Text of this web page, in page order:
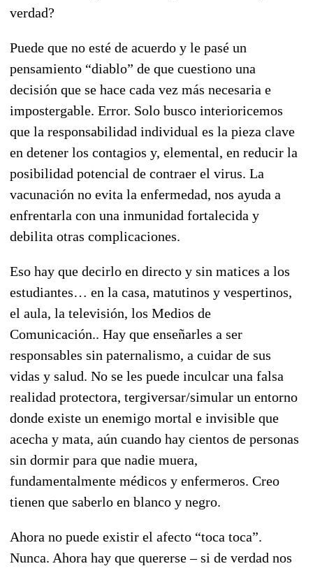
verdad?
Puede que no esté de acuerdo y le pasé un
pensamiento “diablo” de que cuestiono una
decisión que se hace cada vez más necesaria e
impostergable. Error. Solo busco interioricemos
que la responsabilidad individual es la pieza clave
en detener los contagios y, elemental, en reducir la
posibilidad potencial de contraer el virus. La
vacunación no evita la enfermedad, nos ayuda a
enfrentarla con una inmunidad fortalecida y
debilita otras complicaciones.
Eso hay que decirlo en directo y sin matices a los
estudiantes… en la casa, matutinos y vespertinos,
el aula, la televisión, los Medios de
Comunicación.. Hay que enseñarles a ser
responsables sin paternalismo, a cuidar de sus
vidas y salud. No se les puede inculcar una falsa
realidad protectora, tergiversar/simular un entorno
donde existe un enemigo mortal e invisible que
acecha y mata, aún cuando hay cientos de personas
sin dormir para que nadie muera,
fundamentalmente médicos y enfermeros. Creo
tienen que saberlo en blanco y negro.
Ahora no puede existir el afecto “toca toca”.
Nunca. Ahora hay que quererse – si de verdad nos